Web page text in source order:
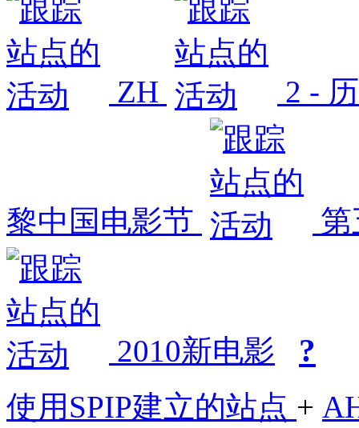
ZH 2 -
黎中国电影节
2010新电影 ?
使用SPIP建立的站点 +